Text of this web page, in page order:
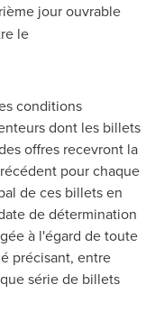
jour ouvrable
le
conditions
dont les billets
offres recevront la
pour chaque
de ces billets en
de détermination
à l'égard de toute
précisant, entre
série de billets